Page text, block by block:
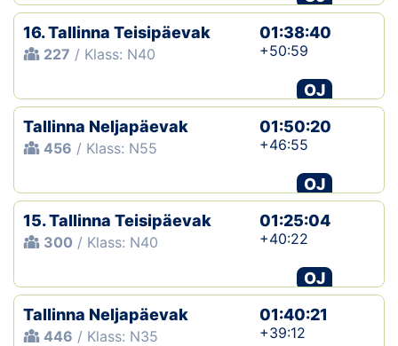
16. Tallinna Teisipäevak
227 / Klass: N40
01:38:40
+50:59
OJ
Tallinna Neljapäevak
456 / Klass: N55
01:50:20
+46:55
OJ
15. Tallinna Teisipäevak
300 / Klass: N40
01:25:04
+40:22
OJ
Tallinna Neljapäevak
446 / Klass: N35
01:40:21
+39:12